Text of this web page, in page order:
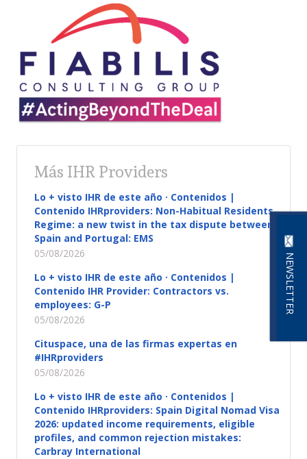
NEWSLETTER
Más IHR Providers
Lo + visto IHR de este año · Contenidos |
Contenido IHRproviders: Non-Habitual Residents
Regime: a new twist in the tax dispute between
Spain and Portugal: EMS
05/08/2026
Lo + visto IHR de este año · Contenidos |
Contenido IHR Provider: Contractors vs.
employees: G-P
05/08/2026
Cituspace, una de las firmas expertas en
#IHRproviders
05/08/2026
Lo + visto IHR de este año · Contenidos |
Contenido IHRproviders: Spain Digital Nomad Visa
2026: updated income requirements, eligible
profiles, and common rejection mistakes:
Carbray International